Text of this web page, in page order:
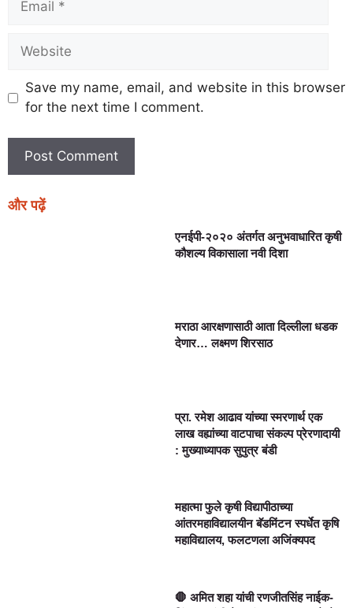
Save my name, email, and website in this browser
for the next time I comment.
और पढ़ें
एनईपी-२०२० अंतर्गत अनुभवाधारित कृषी
कौशल्य विकासाला नवी दिशा
मराठा आरक्षणासाठी आता दिल्लीला धडक
देणार… लक्ष्मण शिरसाठ
प्रा. रमेश आढाव यांच्या स्मरणार्थ एक
लाख वह्यांच्या वाटपाचा संकल्प प्रेरणादायी
: मुख्याध्यापक सुपुत्र बंडी
महात्मा फुले कृषी विद्यापीठाच्या
आंतरमहाविद्यालयीन बॅडमिंटन स्पर्धेत कृषि
महाविद्यालय, फलटणला अजिंक्यपद
🛑 अमित शहा यांची रणजीतसिंह नाईक-